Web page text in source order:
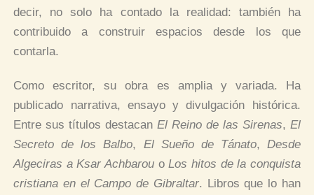
decir, no solo ha contado la realidad: también ha
contribuido a construir espacios desde los que
contarla.
Como escritor, su obra es amplia y variada. Ha
publicado narrativa, ensayo y divulgación histórica.
Entre sus títulos destacanEl Reino de las Sirenas, El
Secreto de los Balbo, El Sueño de Tánato, Desde
Algeciras a Ksar Achbarou oLos hitos de la conquista
cristiana en el Campo de Gibraltar. Libros que lo han